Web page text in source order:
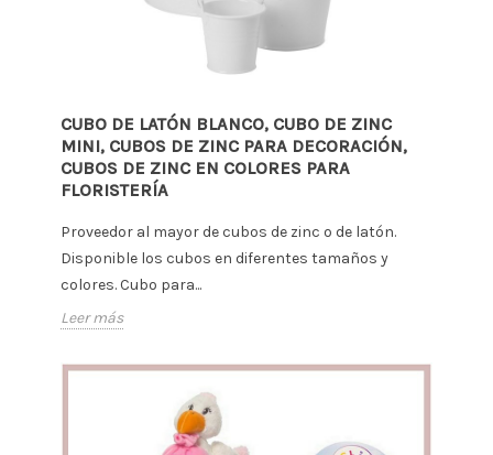
CUBO DE LATÓN BLANCO, CUBO DE ZINC
MINI, CUBOS DE ZINC PARA DECORACIÓN,
CUBOS DE ZINC EN COLORES PARA
FLORISTERÍA
Proveedor al mayor de cubos de zinc o de latón.
Disponible los cubos en diferentes tamaños y
colores. Cubo para...
Leer más